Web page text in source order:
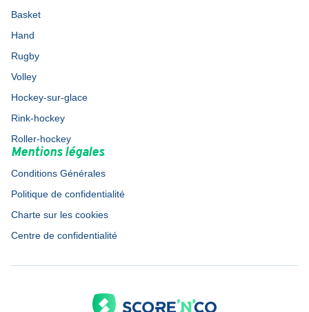
Basket
Hand
Rugby
Volley
Hockey-sur-glace
Rink-hockey
Roller-hockey
Mentions légales
Conditions Générales
Politique de confidentialité
Charte sur les cookies
Centre de confidentialité